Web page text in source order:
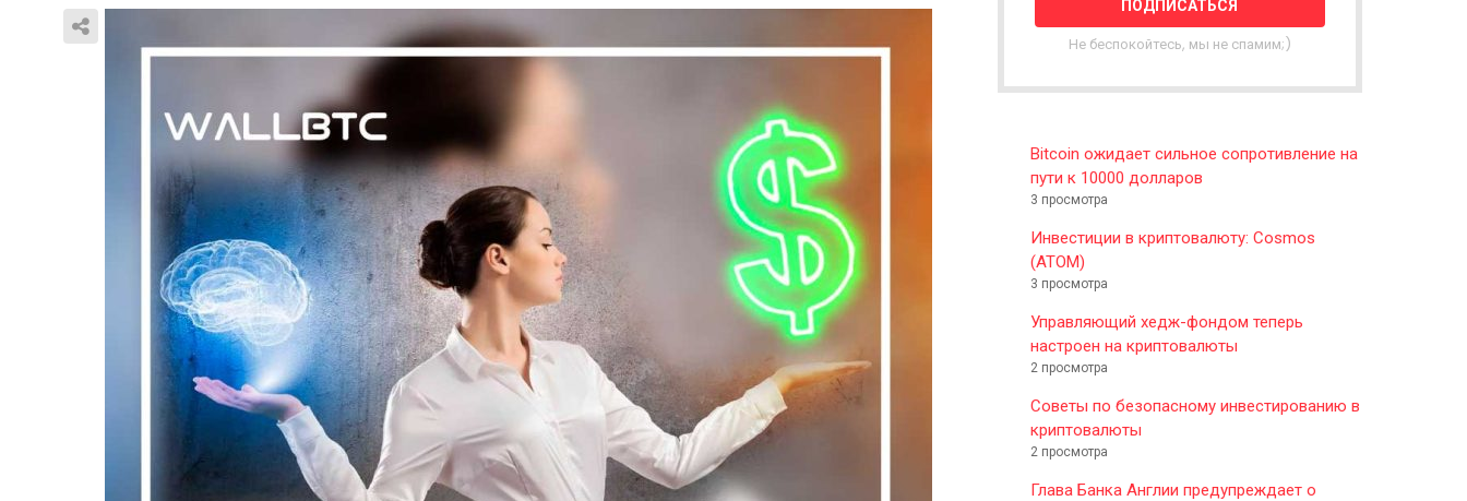
E
Не беспокойтесь, мы не спамим;)
Bitcoin ожидает сильное сопротивление на
пути к 10000 долларов
3 просмотра
Инвестиции в криптовалюту: Cosmos
(ATOM)
3 просмотра
Управляющий хедж-фондом теперь
настроен на криптовалюты
2 просмотра
Советы по безопасному инвестированию в
криптовалюты
2 просмотра
Глава Банка Англии предупреждает о